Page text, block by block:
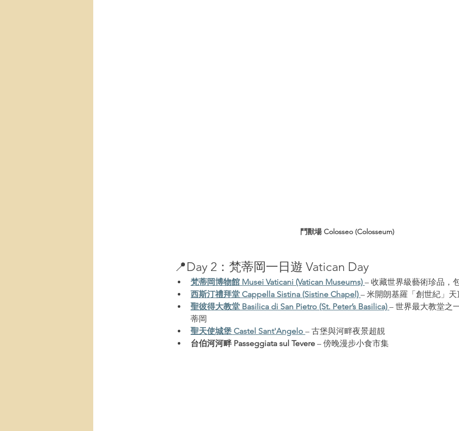
鬥獸場 Colosseo (Colosseum)
📍Day 2 ：梵蒂岡一日遊 Vatican Day
梵蒂岡博物館 Musei Vaticani (Vatican Museums) – 收藏世界級藝術珍品，
西斯汀禮拜堂 Cappella Sistina (Sistine Chapel) – 米開朗基羅「創世紀」天
聖彼得大教堂 Basilica di San Pietro (St. Peter’s Basilica) – 世界最大教堂之
蒂岡
聖天使城堡 Castel Sant'Angelo – 古堡與河畔夜景超靚
台伯河河畔 Passeggiata sul Tevere – 傍晚漫步小食市集